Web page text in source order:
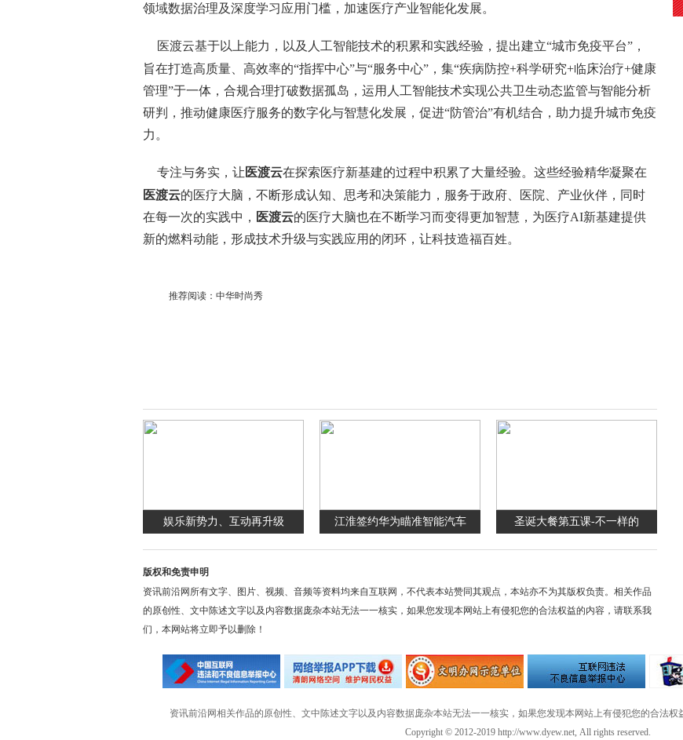
领域数据治理及深度学习应用门槛，加速医疗产业智能化发展。
医渡云基于以上能力，以及人工智能技术的积累和实践经验，提出建立“城市免疫平台”，
旨在打造高质量、高效率的“指挥中心”与“服务中心”，集“疾病防控+科学研究+临床治疗+健康
管理”于一体，合规合理打破数据孤岛，运用人工智能技术实现公共卫生动态监管与智能分析
研判，推动健康医疗服务的数字化与智慧化发展，促进“防管治”有机结合，助力提升城市免疫
力。
专注与务实，让 医渡云在探索医疗新基建的过程中积累了大量经验。这些经验精华凝聚在
医渡云的医疗大脑，不断形成认知、思考和决策能力，服务于政府、医院、产业伙伴，同时
在每一次的实践中， 医渡云的医疗大脑也在不断学习而变得更加智慧，为医疗AI新基建提供
新的燃料动能，形成技术升级与实践应用的闭环，让科技造福百姓。
推荐阅读： 中华时尚秀
娱乐新势力、互动再升级 江淮签约华为瞄准智能汽车 圣诞大餐第五课-不一样的
版权和免责申明
资讯前沿网所有文字、图片、视频、音频等资料均来自互联网，不代表本站赞同其观点，本站亦不为其版权负责。相关作品
的原创性、文中陈述文字以及内容数据庞杂本站无法一一核实，如果您发现本网站上有侵犯您的合法权益的内容，请联系我
们，本网站将立即予以删除！
资讯前沿网相关作品的原创性、文中陈述文字以及内容数据庞杂本站无法一一核实，如果您发现本网站上有侵犯您的合法权
Copyright © 2012-2019 http://www.dyew.net, All rights reserved.